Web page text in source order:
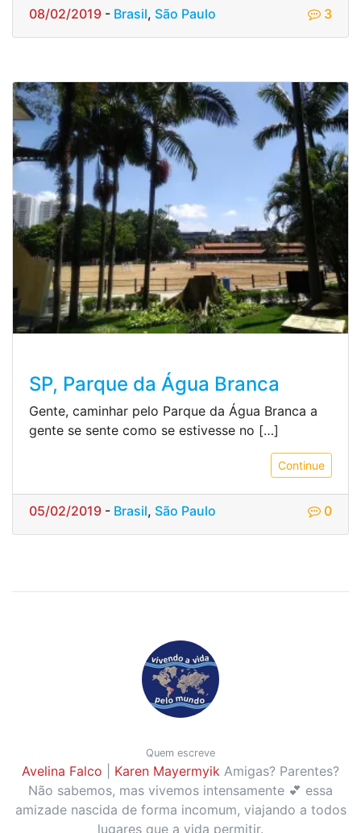
08/02/2019 - Brasil, São Paulo 3
SP, Parque da Água Branca
Gente, caminhar pelo Parque da Água Branca a
gente se sente como se estivesse no […]
Continue
05/02/2019 - Brasil, São Paulo 0
Quem escreve
Avelina Falco Karen Mayermyik Amigas? Parentes?
Não sabemos, mas vivemos intensamente 💕 essa
amizade nascida de forma incomum, viajando a todos
lugares que a vida permitir.